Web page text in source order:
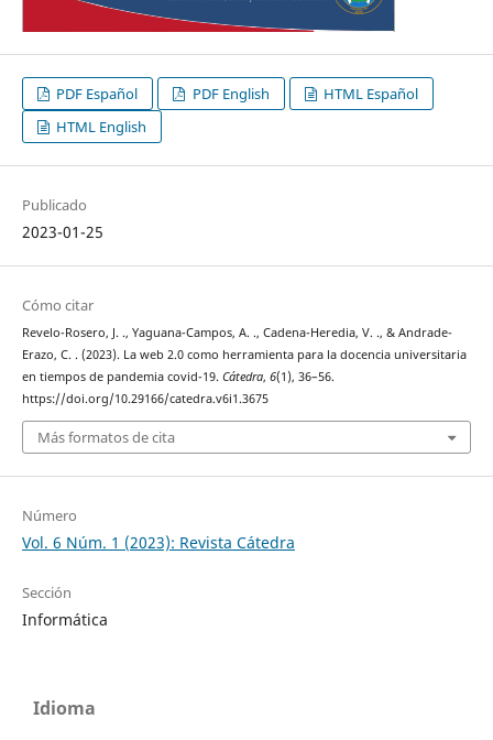
PDF Español PDF English
HTML Español
HTML English
Publicado
2023-01-25
Cómo citar
Revelo-Rosero, J. ., Yaguana-Campos, A. ., Cadena-Heredia, V. ., & Andrade-
Erazo, C. . (2023). La web 2.0 como herramienta para la docencia universitaria
en tiempos de pandemia covid-19. Cátedra, 6(1), 36–56.
https://doi.org/10.29166/catedra.v6i1.3675
Más formatos de cita
Número
Vol. 6 Núm. 1 (2023): Revista Cátedra
Sección
Informática
Idioma